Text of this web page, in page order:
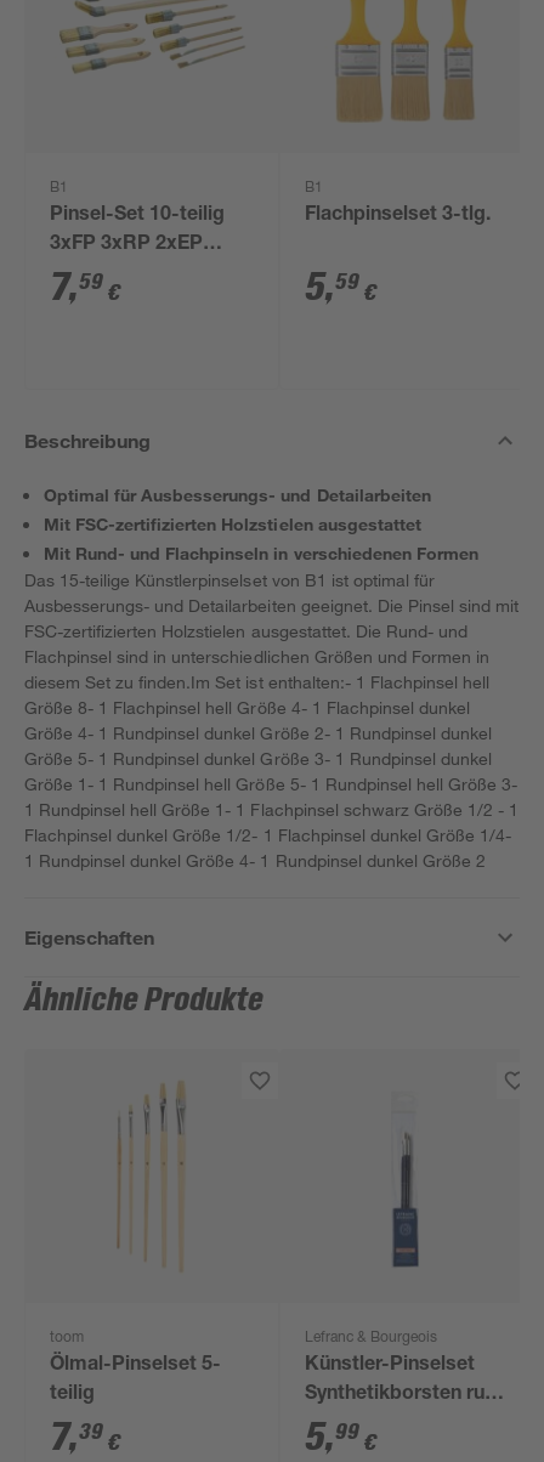
B1
Pinsel-Set 10-teilig
3xFP 3xRP 2xEP
2xKP
7,59 €
B1
Flachpinselset 3-tlg.
5,59 €
Beschreibung
Optimal für Ausbesserungs- und Detailarbeiten
Mit FSC-zertifizierten Holzstielen ausgestattet
Mit Rund- und Flachpinseln in verschiedenen Formen
Das 15-teilige Künstlerpinselset von B1 ist optimal für
Ausbesserungs- und Detailarbeiten geeignet. Die Pinsel sind mit
FSC-zertifizierten Holzstielen ausgestattet. Die Rund- und
Flachpinsel sind in unterschiedlichen Größen und Formen in
diesem Set zu finden.Im Set ist enthalten:- 1 Flachpinsel hell
Größe 8- 1 Flachpinsel hell Größe 4- 1 Flachpinsel dunkel
Größe 4- 1 Rundpinsel dunkel Größe 2- 1 Rundpinsel dunkel
Größe 5- 1 Rundpinsel dunkel Größe 3- 1 Rundpinsel dunkel
Größe 1- 1 Rundpinsel hell Größe 5- 1 Rundpinsel hell Größe 3-
1 Rundpinsel hell Größe 1- 1 Flachpinsel schwarz Größe 1/2 - 1
Flachpinsel dunkel Größe 1/2- 1 Flachpinsel dunkel Größe 1/4-
1 Rundpinsel dunkel Größe 4- 1 Rundpinsel dunkel Größe 2
Eigenschaften
Ähnliche Produkte
toom
Ölmal-Pinselset 5-
teilig
7,39 €
Lefranc & Bourgeois
Künstler-Pinselset
Synthetikborsten rund
langer Stiel, 3-teilig
5,99 €